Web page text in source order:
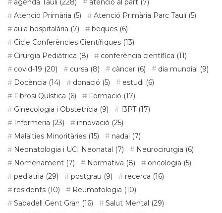
Atenció Primària (5) Atenció Primària Parc Taulí(5)
aula hospitalària (7) beques (6)
Cicle Conferències Científiques (13)
Cirurgia Pediàtrica (8) conferència científica (11)
covid-19 (20) cursa (8) càncer (6) dia mundial (9)
Docència (14) donació (5) estudi (6)
Fibrosi Quística (6) Formació (17)
Ginecologia i Obstetrícia (9) I3PT(17)
Infermeria (23) innovació (25)
Malalties Minoritàries (15) nadal (7)
Neonatologia i UCI Neonatal (7) Neurocirurgia (6)
Nomenament (7) Normativa (8) oncologia (5)
pediatria (29) postgrau (9) recerca (16)
residents (10) Reumatologia (10)
Sabadell Gent Gran (16) Salut Mental (29)